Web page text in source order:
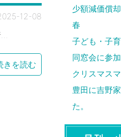
12-08
…
きを読む
少額減価償
春
子ども・子
同窓会に参
クリスマス
豊田に吉野
た。